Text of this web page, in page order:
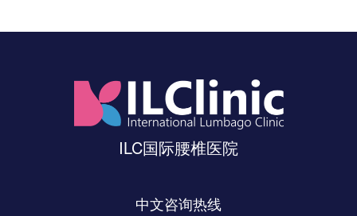
ILC国际腰椎医院
中文咨询热线